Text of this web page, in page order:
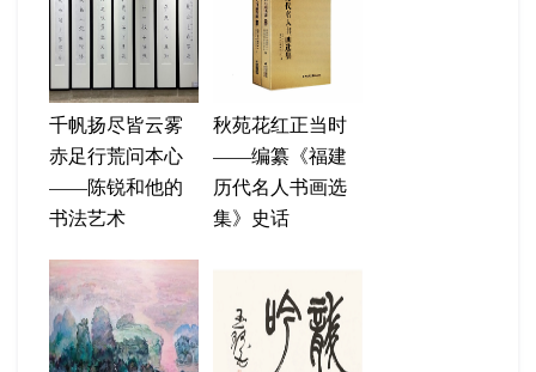
千帆扬尽皆云雾
赤足行荒问本心
——陈锐和他的
书法艺术
秋苑花红正当时
——编纂《福建
历代名人书画选
集》史话